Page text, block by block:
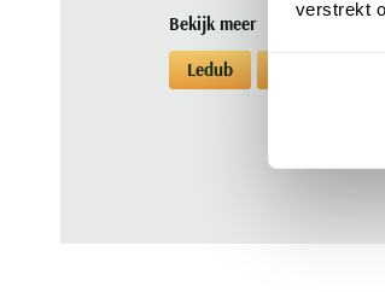
verstrekt
Bekijk meer
Ledub